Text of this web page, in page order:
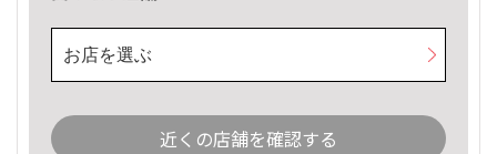
お店を選ぶ
近くの店舗を確認する